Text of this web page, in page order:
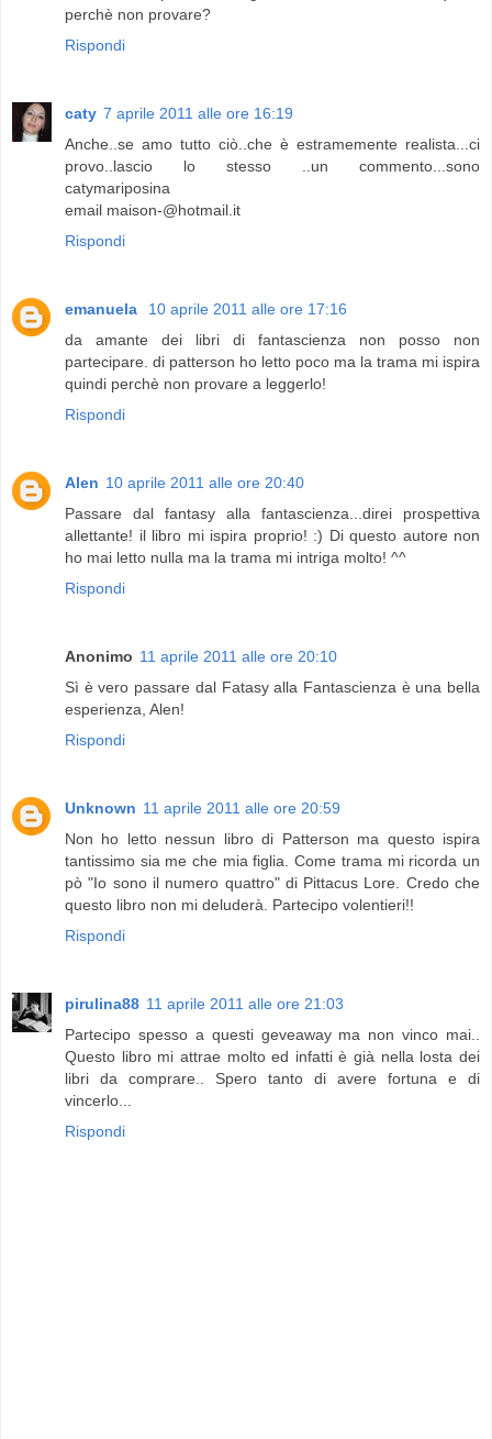
perchè non provare?
Rispondi
caty 7 aprile 2011 alle ore 16:19
Anche..se amo tutto ciò..che è estramemente realista...ci
provo..lascio lo stesso ..un commento...sono
catymariposina
email maison-@hotmail.it
Rispondi
emanuela
10 aprile 2011 alle ore 17:16
da amante dei libri di fantascienza non posso non
partecipare. di patterson ho letto poco ma la trama mi ispira
quindi perchè non provare a leggerlo!
Rispondi
Alen 10 aprile 2011 alle ore 20:40
Passare dal fantasy alla fantascienza...direi prospettiva
allettante! il libro mi ispira proprio! :) Di questo autore non
ho mai letto nulla ma la trama mi intriga molto! ^^
Rispondi
Anonimo 11 aprile 2011 alle ore 20:10
Sì è vero passare dal Fatasy alla Fantascienza è una bella
esperienza, Alen!
Rispondi
Unknown 11 aprile 2011 alle ore 20:59
Non ho letto nessun libro di Patterson ma questo ispira
tantissimo sia me che mia figlia. Come trama mi ricorda un
pò "Io sono il numero quattro" di Pittacus Lore. Credo che
questo libro non mi deluderà. Partecipo volentieri!!
Rispondi
pirulina88 11 aprile 2011 alle ore 21:03
Partecipo spesso a questi geveaway ma non vinco mai..
Questo libro mi attrae molto ed infatti è già nella losta dei
libri da comprare.. Spero tanto di avere fortuna e di
vincerlo...
Rispondi